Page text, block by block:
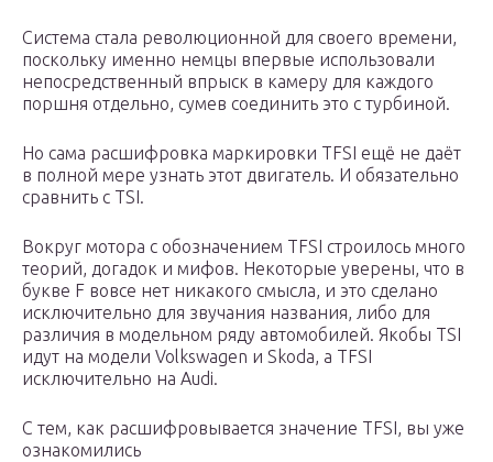
Система стала революционной для своего времени,
поскольку именно немцы впервые использовали
непосредственный впрыск в камеру для каждого
поршня отдельно, сумев соединить это с турбиной.
Но сама расшифровка маркировки TFSI ещё не даёт
в полной мере узнать этот двигатель. И обязательно
сравнить с TSI.
Вокруг мотора с обозначением TFSI строилось много
теорий, догадок и мифов. Некоторые уверены, что в
букве F вовсе нет никакого смысла, и это сделано
исключительно для звучания названия, либо для
различия в модельном ряду автомобилей. Якобы TSI
идут на модели Volkswagen и Skoda, а TFSI
исключительно на Audi.
С тем, как расшифровывается значение TFSI, вы уже
ознакомились